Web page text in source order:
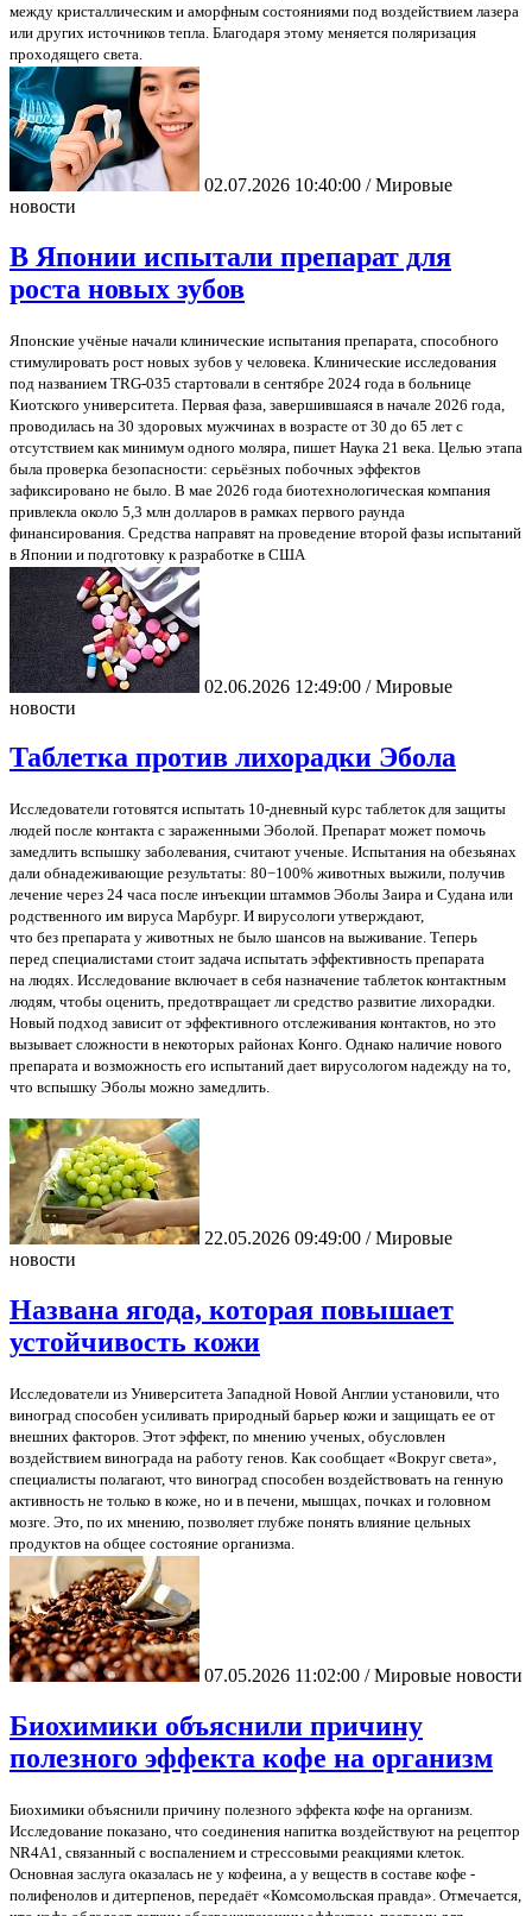
между кристаллическим и аморфным состояниями под воздействием лазера
или других источников тепла. Благодаря этому меняется поляризация
проходящего света.
02.07.2026 10:40:00 / Мировые
новости
В Японии испытали препарат для
роста новых зубов
Японские учёные начали клинические испытания препарата, способного
стимулировать рост новых зубов у человека. Клинические исследования
под названием TRG-035 стартовали в сентябре 2024 года в больнице
Киотского университета. Первая фаза, завершившаяся в начале 2026 года,
проводилась на 30 здоровых мужчинах в возрасте от 30 до 65 лет с
отсутствием как минимум одного моляра, пишет Наука 21 века. Целью этапа
была проверка безопасности: серьёзных побочных эффектов
зафиксировано не было. В мае 2026 года биотехнологическая компания
привлекла около 5,3 млн долларов в рамках первого раунда
финансирования. Средства направят на проведение второй фазы испытаний
в Японии и подготовку к разработке в США
02.06.2026 12:49:00 / Мировые
новости
Таблетка против лихорадки Эбола
Исследователи готовятся испытать 10-дневный курс таблеток для защиты
людей после контакта с зараженными Эболой. Препарат может помочь
замедлить вспышку заболевания, считают ученые. Испытания на обезьянах
дали обнадеживающие результаты: 80−100% животных выжили, получив
лечение через 24 часа после инъекции штаммов Эболы Заира и Судана или
родственного им вируса Марбург. И вирусологи утверждают,
что без препарата у животных не было шансов на выживание. Теперь
перед специалистами стоит задача испытать эффективность препарата
на людях. Исследование включает в себя назначение таблеток контактным
людям, чтобы оценить, предотвращает ли средство развитие лихорадки.
Новый подход зависит от эффективного отслеживания контактов, но это
вызывает сложности в некоторых районах Конго. Однако наличие нового
препарата и возможность его испытаний дает вирусологом надежду на то,
что вспышку Эболы можно замедлить.
22.05.2026 09:49:00 / Мировые
новости
Названа ягода, которая повышает
устойчивость кожи
Исследователи из Университета Западной Новой Англии установили, что
виноград способен усиливать природный барьер кожи и защищать ее от
внешних факторов. Этот эффект, по мнению ученых, обусловлен
воздействием винограда на работу генов. Как сообщает «Вокруг света»,
специалисты полагают, что виноград способен воздействовать на генную
активность не только в коже, но и в печени, мышцах, почках и головном
мозге. Это, по их мнению, позволяет глубже понять влияние цельных
продуктов на общее состояние организма.
07.05.2026 11:02:00 / Мировые новости
Биохимики объяснили причину
полезного эффекта кофе на организм
Биохимики объяснили причину полезного эффекта кофе на организм.
Исследование показано, что соединения напитка воздействуют на рецептор
NR4A1, связанный с воспалением и стрессовыми реакциями клеток.
Основная заслуга оказалась не у кофеина, а у веществ в составе кофе -
полифенолов и дитерпенов, передаёт «Комсомольская правда». Отмечается,